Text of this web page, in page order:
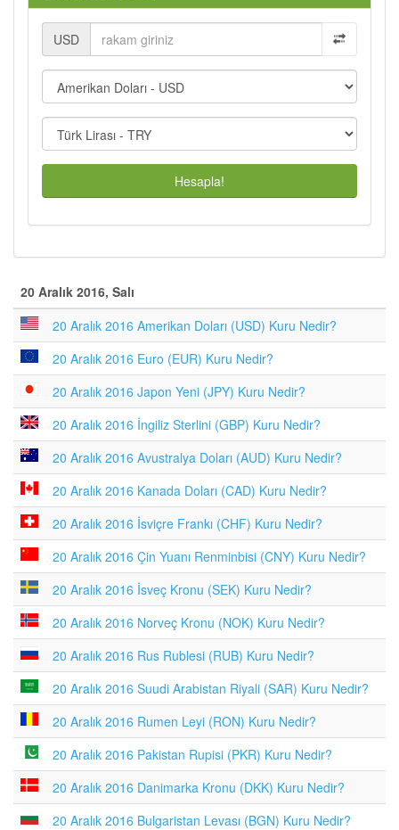
USD
Hesapla!
20 Aralık 2016, Salı
20 Aralık 2016 Amerikan Doları (USD) Kuru Nedir?
20 Aralık 2016 Euro (EUR) Kuru Nedir?
20 Aralık 2016 Japon Yeni (JPY) Kuru Nedir?
20 Aralık 2016 İngiliz Sterlini (GBP) Kuru Nedir?
20 Aralık 2016 Avustralya Doları (AUD) Kuru Nedir?
20 Aralık 2016 Kanada Doları (CAD) Kuru Nedir?
20 Aralık 2016 İsviçre Frankı (CHF) Kuru Nedir?
20 Aralık 2016 Çin Yuanı Renminbisi (CNY) Kuru Nedir?
20 Aralık 2016 İsveç Kronu (SEK) Kuru Nedir?
20 Aralık 2016 Norveç Kronu (NOK) Kuru Nedir?
20 Aralık 2016 Rus Rublesi (RUB) Kuru Nedir?
20 Aralık 2016 Suudi Arabistan Riyali (SAR) Kuru Nedir?
20 Aralık 2016 Rumen Leyi (RON) Kuru Nedir?
20 Aralık 2016 Pakistan Rupisi (PKR) Kuru Nedir?
20 Aralık 2016 Danimarka Kronu (DKK) Kuru Nedir?
20 Aralık 2016 Bulgaristan Levası (BGN) Kuru Nedir?